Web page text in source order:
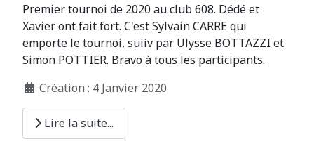
Premier tournoi de 2020 au club 608. Dédé et
Xavier ont fait fort. C'est Sylvain CARRE qui
emporte le tournoi, suiiv par Ulysse BOTTAZZI et
Simon POTTIER. Bravo à tous les participants.
Création : 4 Janvier 2020
Lire la suite...